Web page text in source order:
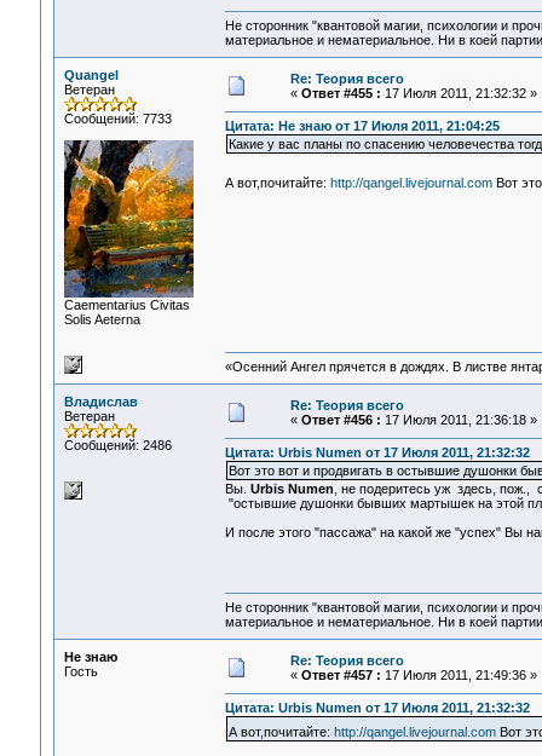
Не сторонник "квантовой магии, психологии и
материальное и нематериальное. Ни в коей
Quangel
Ветеран
Сообщений: 7733
Сaementarius Civitas
Solis Aeterna
Re: Теория всего
« Ответ #455 : 17 Июля 2011, 21:32:32 »
Цитата: Не знаю от 17 Июля 2011, 21:04:25
Какие у вас планы по спасению человечества
А вот,почитайте: http://qangel.livejournal.comВот
«Осенний Ангел прячется в дождях. В листве
Владислав
Ветеран
Сообщений: 2486
Re: Теория всего
« Ответ #456 : 17 Июля 2011, 21:36:18 »
Цитата: Urbis Numen от 17 Июля 2011, 21:32:32
Вот это вот и продвигать в остывшие душонки
Вы. Urbis Numen , не подеритесь уж здесь, пож.,
"остывшие душонки бывших мартышек на этой
И после этого "пассажа" на какой же "успех" Вы
Не сторонник "квантовой магии, психологии и
материальное и нематериальное. Ни в коей
Не знаю
Гость
Re: Теория всего
« Ответ #457 : 17 Июля 2011, 21:49:36 »
Цитата: Urbis Numen от 17 Июля 2011, 21:32:32
А вот,почитайте: http://qangel.livejournal.comВот